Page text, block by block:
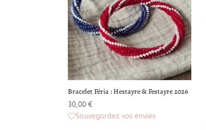
Bracelet Féria : Hestayre & Festayre 2026
30,00€
Sauvegardez vos envies